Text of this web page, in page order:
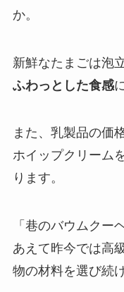
か。
新鮮なたまごは泡
ふわっとした食感
また、乳製品の価
ホイップクリーム
ります。
「巷のバウムクー
あえて昨今では高
物の材料を選び続